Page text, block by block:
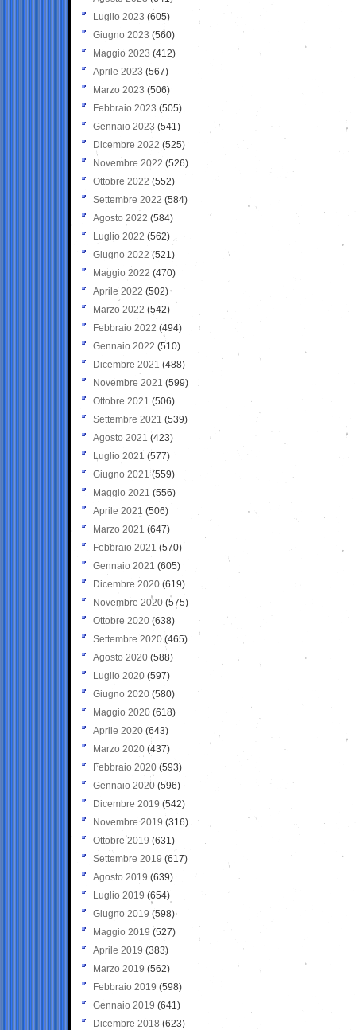
Luglio 2023 (605)
Giugno 2023 (560)
Maggio 2023 (412)
Aprile 2023 (567)
Marzo 2023 (506)
Febbraio 2023 (505)
Gennaio 2023 (541)
Dicembre 2022 (525)
Novembre 2022 (526)
Ottobre 2022 (552)
Settembre 2022 (584)
Agosto 2022 (584)
Luglio 2022 (562)
Giugno 2022 (521)
Maggio 2022 (470)
Aprile 2022 (502)
Marzo 2022 (542)
Febbraio 2022 (494)
Gennaio 2022 (510)
Dicembre 2021 (488)
Novembre 2021 (599)
Ottobre 2021 (506)
Settembre 2021 (539)
Agosto 2021 (423)
Luglio 2021 (577)
Giugno 2021(559)
Maggio 2021 (556)
Aprile 2021 (506)
Marzo 2021 (647)
Febbraio 2021 (570)
Gennaio 2021 (605)
Dicembre 2020 (619)
Novembre 2020 (575)
Ottobre 2020 (638)
Settembre 2020(465)
Agosto 2020 (588)
Luglio 2020 (597)
Giugno 2020 (580)
Maggio 2020 (618)
Aprile 2020 (643)
Marzo 2020 (437)
Febbraio 2020 (593)
Gennaio 2020 (596)
Dicembre 2019 (542)
Novembre 2019 (316)
Ottobre 2019 (631)
Settembre 2019 (617)
Agosto 2019 (639)
Luglio 2019 (654)
Giugno 2019 (598)
Maggio 2019 (527)
Aprile 2019 (383)
Marzo 2019 (562)
Febbraio 2019 (598)
Gennaio 2019 (641)
Dicembre 2018 (623)